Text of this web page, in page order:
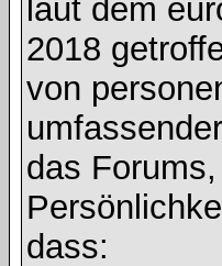
laut dem
2018
von
das
dass: